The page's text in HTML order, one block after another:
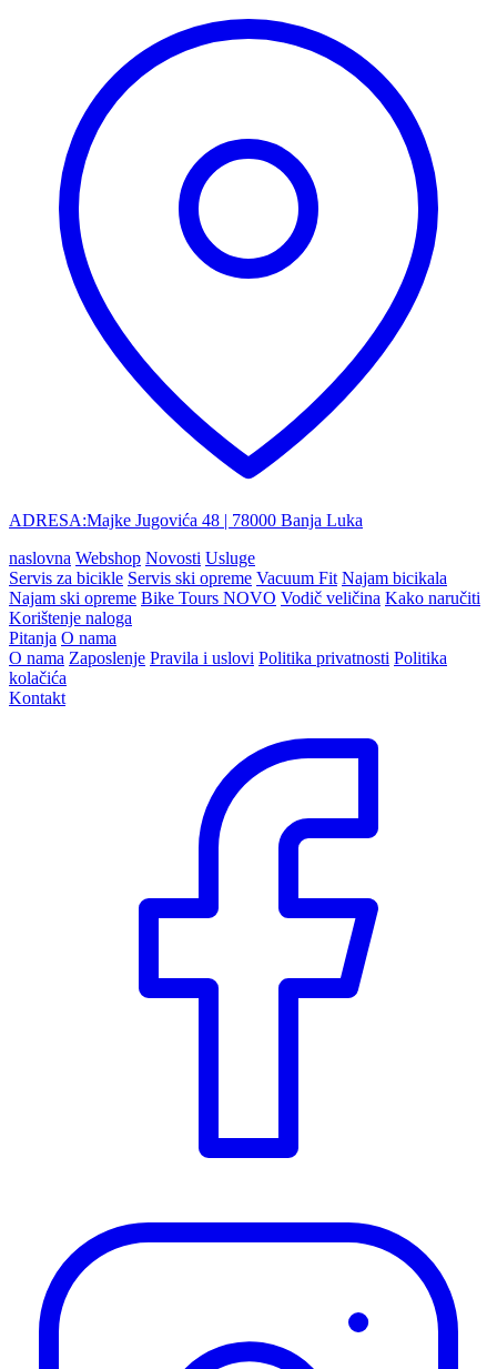
ADRESA:Majke Jugovića 48 | 78000 Banja Luka
naslovna Webshop Novosti Usluge
Servis za bicikle Servis ski opreme Vacuum Fit Najam bicikala
Najam ski opreme Bike Tours NOVO Vodič veličina Kako naručiti
Korištenje naloga
Pitanja O nama
O nama Zaposlenje Pravila i uslovi Politika privatnosti Politika
kolačića
Kontakt